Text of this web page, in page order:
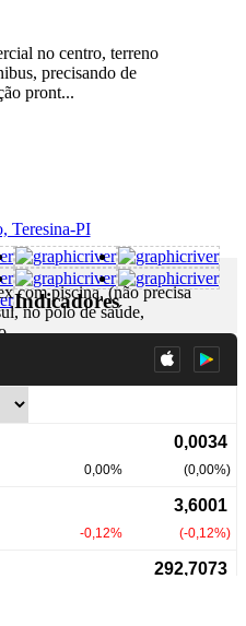
no centro, terreno
precisando de
pront...
Teresina-PI
com piscina, (não precisa
no polo de saúde,
Indicadores